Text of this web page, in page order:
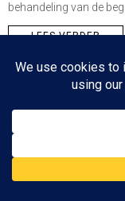
behandeling van de
LEES VERDER
Since 2003 © All Rights